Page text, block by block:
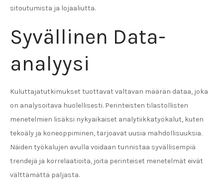
sitoutumista ja lojaaliutta.
Syvällinen Data-
analyysi
Kuluttajatutkimukset tuottavat valtavan määrän dataa, joka
on analysoitava huolellisesti. Perinteisten tilastollisten
menetelmien lisäksi nykyaikaiset analytiikkatyökalut, kuten
tekoäly ja koneoppiminen, tarjoavat uusia mahdollisuuksia.
Näiden työkalujen avulla voidaan tunnistaa syvällisempiä
trendejä ja korrelaatioita, joita perinteiset menetelmät eivät
välttämättä paljasta.